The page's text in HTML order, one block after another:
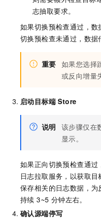
志抽取要求。
如果切换预检查通过，
切换预检查未通过，数
重要 如果您选择
或反向增量
启动目标端 Store
说明 该步骤仅在
显示。
如果正向切换预检查通
日志拉取服务，以获取
保存相关的日志数据，
持续 3~5 分钟左右。
确认源端停写